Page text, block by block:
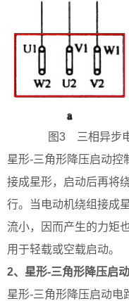
图3 三相异步
星形-三角形降压启动控
接成星形，启动后再将
行。当电动机绕组接成
流小，因而产生的力矩
用于轻载或空载启动。
2、星形-三角形降压启
星形-三角形降压启动电